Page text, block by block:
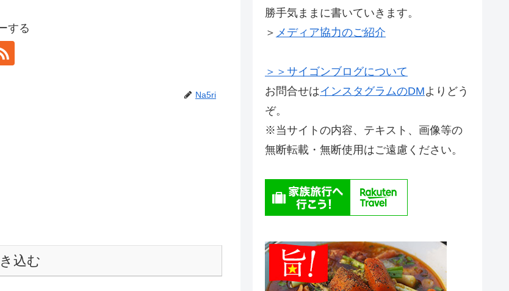
する
Na5ri
込む
勝手気ままに書いていきます。
＞ メディア協力のご紹介
＞＞サイゴンブログについて
お問合せはインスタグラムのDMよりどう
ぞ。
※当サイトの内容、テキスト、画像等の
無断転載・無断使用はご遠慮ください。